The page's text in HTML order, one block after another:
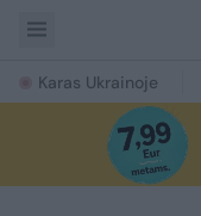
Karas Ukrainoje